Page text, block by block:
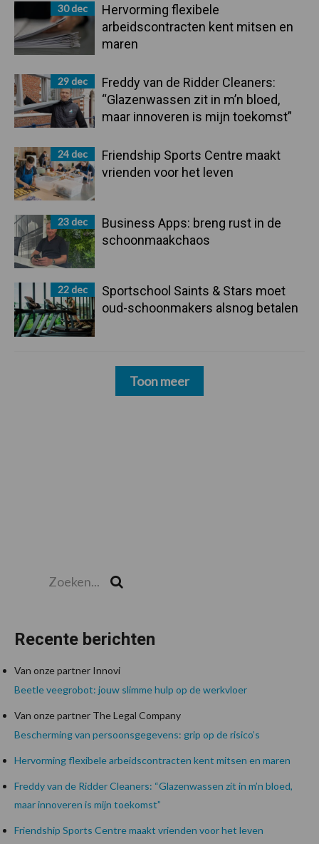
30 dec
Hervorming flexibele
arbeidscontracten kent mitsen en
maren
29 dec
Freddy van de Ridder Cleaners:
“Glazenwassen zit in m’n bloed,
maar innoveren is mijn toekomst”
24 dec
Friendship Sports Centre maakt
vrienden voor het leven
23 dec
Business Apps: breng rust in de
schoonmaakchaos
22 dec
Sportschool Saints & Stars moet
oud-schoonmakers alsnog betalen
Toon meer
Recente berichten
Van onze partner Innovi
Beetle veegrobot: jouw slimme hulp op de werkvloer
Van onze partner The Legal Company
Bescherming van persoonsgegevens: grip op de risico’s
Hervorming flexibele arbeidscontracten kent mitsen en maren
Freddy van de Ridder Cleaners: “Glazenwassen zit in m’n bloed,
maar innoveren is mijn toekomst”
Friendship Sports Centre maakt vrienden voor het leven